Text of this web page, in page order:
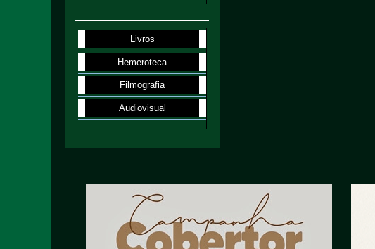
Livros
Hemeroteca
Filmografia
Audiovisual